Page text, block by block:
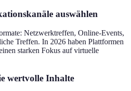
auswählen
Netzwerktreffen, Online-Events,
Treffen. In 2026 haben Plattformen
starken Fokus auf virtuelle
wertvolle Inhalte